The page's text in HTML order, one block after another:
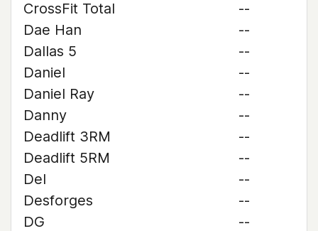
CrossFit Total
--
Dae Han
--
Dallas 5
--
Daniel
--
Daniel Ray
--
Danny
--
Deadlift 3RM
--
Deadlift 5RM
--
Del
--
Desforges
--
DG
--